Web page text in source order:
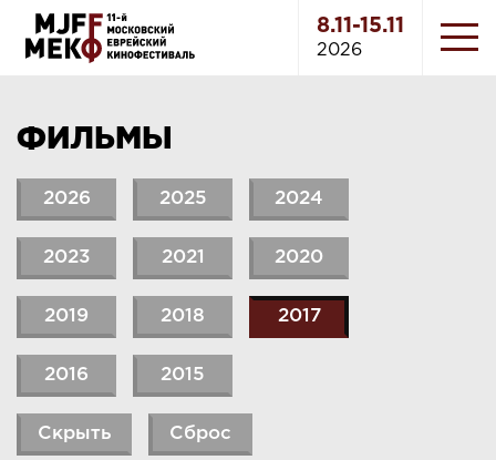
8.11-15.11
2026
ФИЛЬМЫ
2026 2025 2024
2023 2021 2020
2019 2018 2017
2016 2015
Скрыть Сброс